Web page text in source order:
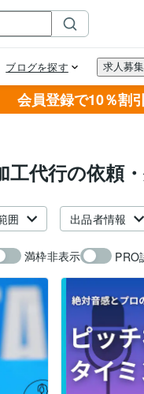
会員登録で10％割
工代行の依頼
囲 出品者情報
満枠非表示 PRO